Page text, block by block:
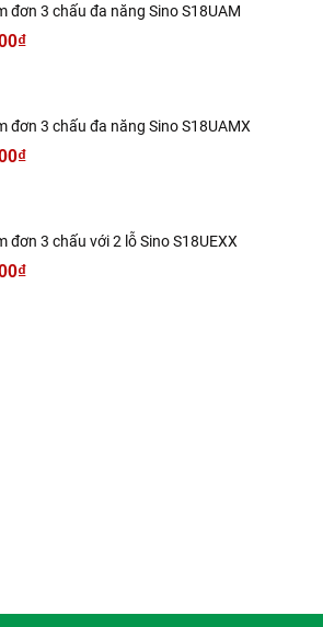
đơn 3 chấu đa năng Sino S18UAM
đơn 3 chấu đa năng Sino S18UAMX
đơn 3 chấu với 2 lỗ Sino S18UEXX